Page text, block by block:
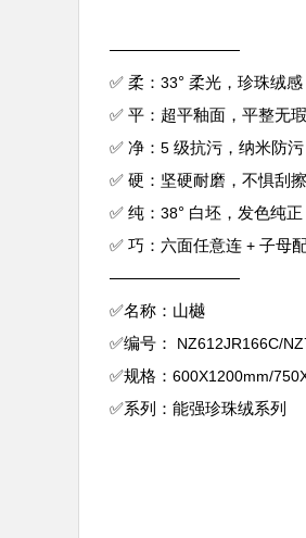
————————
✅ 柔： 33° 柔光，珍珠绒
✅ 平：超平釉面，平整无
✅ 净： 5 级抗污，纳米防
✅ 硬：坚硬耐磨，不惧刮
✅ 纯： 38° 白坯，发色纯
✅ 巧：六面任意连 + 子母
————————
✅名称：山樾
✅编号：
NZ612JR166C/
✅规格： 600X1200mm/
✅系列：能强珍珠绒系列